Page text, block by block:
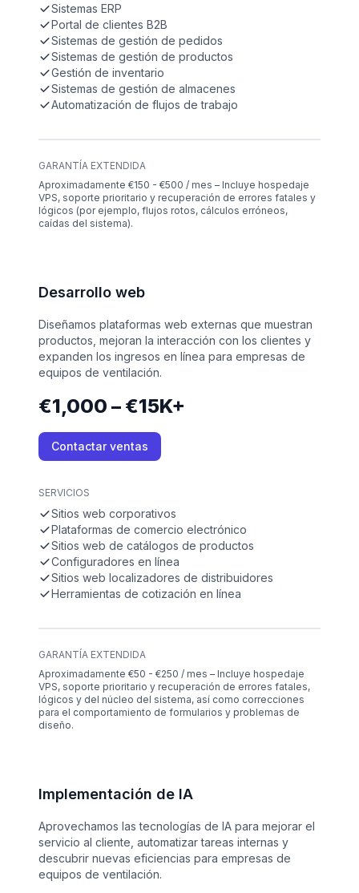
Sistemas ERP
Portal de clientes B2B
Sistemas de gestión de pedidos
Sistemas de gestión de productos
Gestión de inventario
Sistemas de gestión de almacenes
Automatización de flujos de trabajo
GARANTÍA EXTENDIDA
Aproximadamente €150 - €500 / mes – Incluye hospedaje
VPS, soporte prioritario y recuperación de errores fatales y
lógicos (por ejemplo, flujos rotos, cálculos erróneos,
caídas del sistema).
Desarrollo web
Diseñamos plataformas web externas que muestran
productos, mejoran la interacción con los clientes y
expanden los ingresos en línea para empresas de
equipos de ventilación.
€1,000 – €15K+
Contactar ventas
SERVICIOS
Sitios web corporativos
Plataformas de comercio electrónico
Sitios web de catálogos de productos
Configuradores en línea
Sitios web localizadores de distribuidores
Herramientas de cotización en línea
GARANTÍA EXTENDIDA
Aproximadamente €50 - €250 / mes – Incluye hospedaje
VPS, soporte prioritario y recuperación de errores fatales,
lógicos y del núcleo del sistema, así como correcciones
para el comportamiento de formularios y problemas de
diseño.
Implementación de IA
Aprovechamos las tecnologías de IA para mejorar el
servicio al cliente, automatizar tareas internas y
descubrir nuevas eficiencias para empresas de
equipos de ventilación.